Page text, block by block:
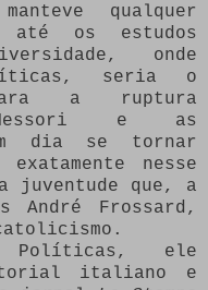
qualquer
os estudos
onde
seria o
a ruptura
e as
dia se tornar
nesse
juventude que, a
André Frossard,
Políticas, ele
italiano e